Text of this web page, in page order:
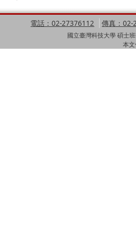
電話：02-27376112 傳真：02-
國立臺灣科技大學 碩
本